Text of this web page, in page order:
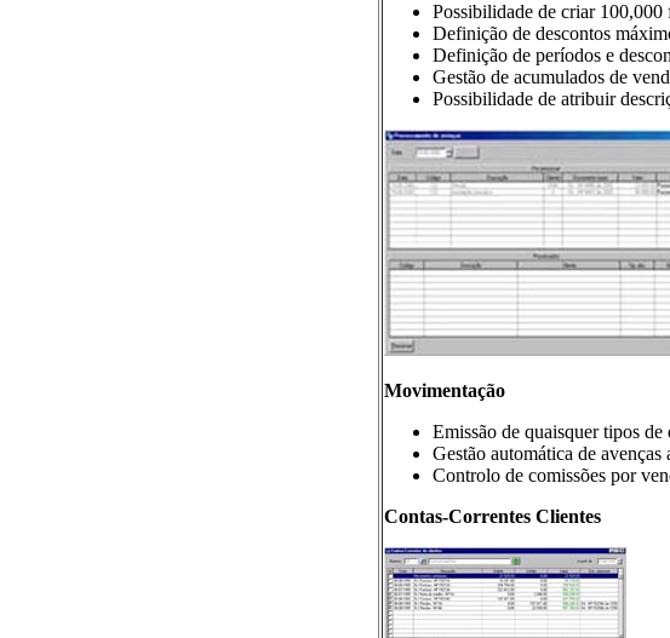
Possibilidade de criar 100,000
Definição de descontos
Definição de períodos e
Gestão de acumulados de
Possibilidade de atribuir
Movimentação
Emissão de quaisquer tipos de
Gestão automática de avenças
Controlo de comissões por
Contas-Correntes Clientes